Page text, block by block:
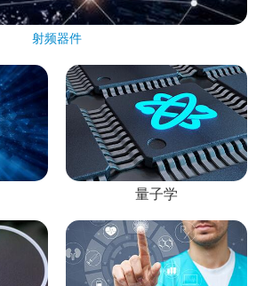
射频器件
量子学